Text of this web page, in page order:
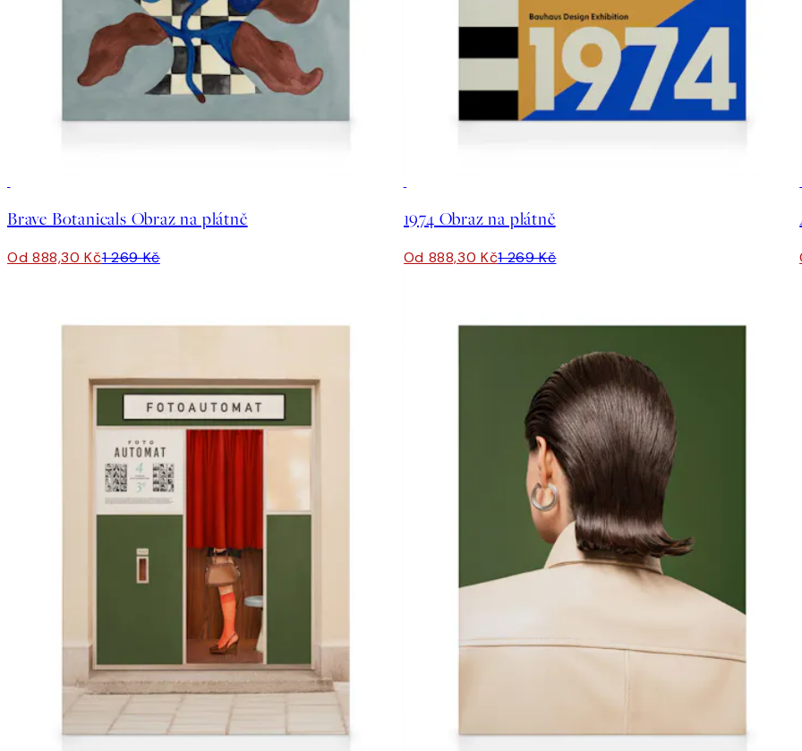
Brave Botanicals Obraz na plátně
Od 888,30 Kč1 269 Kč
1974 Obraz na plátně
Od 888,30 Kč1 269 Kč